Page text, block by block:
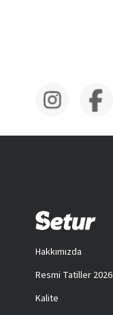
Hakkımızda
Resmi Tatiller 2026
Kalite